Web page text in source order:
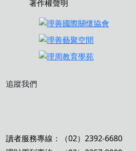
著作權聲明
追蹤我們
讀者服務專線：（02）2392-6680